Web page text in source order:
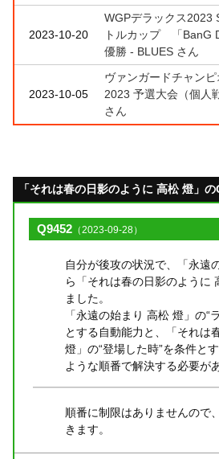
2023-10-20
WGPデラックス2023
トルカップ 「BanG
優勝 - BLUES さん
2023-10-05
ヴァンガードチャン
2023 予選大会（個人
さん
「それは春の日影のように 高松 燈」
Q9452 （2023-09-28）
自分が後攻の状況で、「永遠
ら「それは春の日影のように
ました。
「永遠の始まり 高松 燈」の“
とする自動能力と、「それは
燈」の“登場した時”を条件と
ような順番で解決する必要が
順番に制限はありませんので
きます。